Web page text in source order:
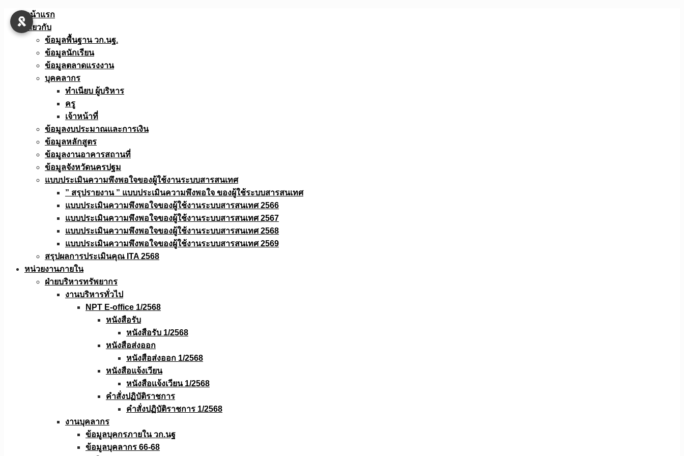
Skip
หน้าแรก
เกี่ยวกับ
ข้อมูลพื้นฐาน วก.นฐ.
ข้อมูลนักเรียน
ข้อมูลตลาดแรงงาน
บุคคลากร
ทำเนียบ ผู้บริหาร
ครู
เจ้าหน้าที่
ข้อมูลงบประมาณเเละการเงิน
ข้อมูลหลักสูตร
ข้อมูลงานอาคารสถานที่
ข้อมูลจังหวัดนครปฐม
แบบประเมินความพึงพอใจของผู้ใช้งานระบบสารสนเทศ
” สรุปรายงาน ” แบบประเมินความพึงพอใจ ของผู้ใช้ระบบสารสนเทศ
แบบประเมินความพึงพอใจของผู้ใช้งานระบบสารสนเทศ 2566
แบบประเมินความพึงพอใจของผู้ใช้งานระบบสารสนเทศ 2567
แบบประเมินความพึงพอใจของผู้ใช้งานระบบสารสนเทศ 2568
แบบประเมินความพึงพอใจของผู้ใช้งานระบบสารสนเทศ 2569
สรุปผลการประเมินคุณ ITA 2568
หน่วยงานภายใน
ฝ่ายบริหารทรัพยากร
งานบริหารทั่วไป
NPT E-office 1/2568
หนังสือรับ
หนังสือรับ 1/2568
หนังสือส่งออก
หนังสือส่งออก 1/2568
หนังสือแจ้งเวียน
หนังสือเเจ้งเวียน 1/2568
คำสั่งปฏิบัติราชการ
คำสั่งปฏิบัติราชการ 1/2568
งานบุคลากร
ข้อมูลบุคกรภายใน วก.นฐ
ข้อมูลบุคลากร 66-68